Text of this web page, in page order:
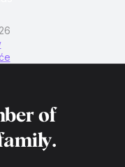
of